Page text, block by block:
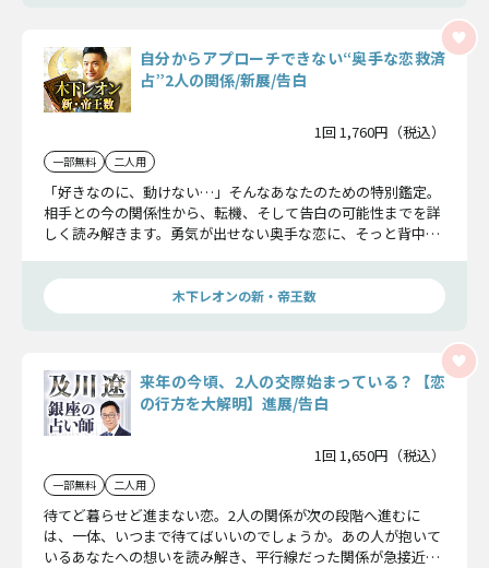
自分からアプローチできない“奥手な恋救済
占”2人の関係/新展/告白
1回 1,760円（税込）
一部無料 二人用
「好きなのに、動けない…」そんなあなたのための特別鑑定。
相手との今の関係性から、転機、そして告白の可能性までを詳
しく読み解きます。勇気が出せない奥手な恋に、そっと背中を
木下レオンの新・帝王数
来年の今頃、2人の交際始まっている？【恋
の行方を大解明】進展/告白
1回 1,650円（税込）
一部無料 二人用
待てど暮らせど進まない恋。2人の関係が次の段階へ進むに
は、一体、いつまで待てばいいのでしょうか。あの人が抱いて
いるあなたへの想いを読み解き、平行線だった関係が急接近す